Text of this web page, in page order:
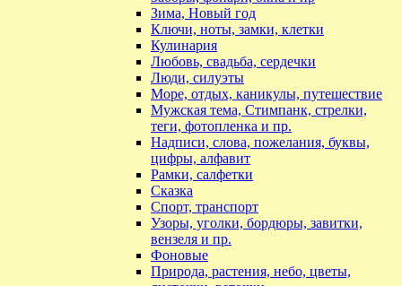
Зима, Новый год
Ключи, ноты, замки, клетки
Кулинария
Любовь, свадьба, сердечки
Люди, силуэты
Море, отдых, каникулы, путешествие
Мужская тема, Стимпанк, стрелки,
теги, фотопленка и пр.
Надписи, слова, пожелания, буквы,
цифры, алфавит
Рамки, салфетки
Сказка
Спорт, транспорт
Узоры, уголки, бордюры, завитки,
вензеля и пр.
Фоновые
Природа, растения, небо, цветы,